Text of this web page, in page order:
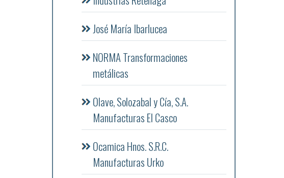
José María Ibarlucea
NORMA Transformaciones
metálicas
Olave, Solozabal y Cía, S.A.
Manufacturas El Casco
Ocamica Hnos. S.R.C.
Manufacturas Urko